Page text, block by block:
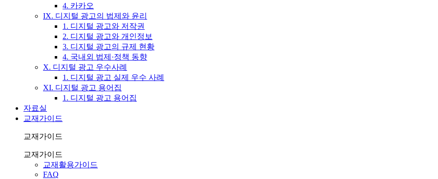
4. 카카오
IX. 디지털 광고의 법제와 윤리
1. 디지털 광고와 저작권
2. 디지털 광고와 개인정보
3. 디지털 광고의 규제 현황
4. 국내외 법제·정책 동향
X. 디지털 광고 우수사례
1. 디지털 광고 실제 우수 사례
XI. 디지털 광고 용어집
1. 디지털 광고 용어집
자료실
교재가이드
교재가이드
교재가이드
교재활용가이드
FAQ